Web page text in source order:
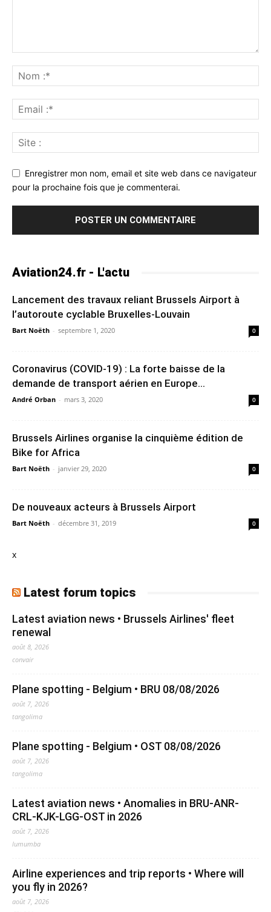
Enregistrer mon nom, email et site web dans ce navigateur
pour la prochaine fois que je commenterai.
Aviation24.fr - L'actu
Lancement des travaux reliant Brussels Airport à
l’autoroute cyclable Bruxelles-Louvain
Bart Noëth - septembre 1, 2020 0
Coronavirus (COVID-19) : La forte baisse de la
demande de transport aérien en Europe...
André Orban - mars 3, 2020 0
Brussels Airlines organise la cinquième édition de
Bike for Africa
Bart Noëth - janvier 29, 2020 0
De nouveaux acteurs à Brussels Airport
Bart Noëth - décembre 31, 2019 0
x
Latest forum topics
Latest aviation news • Brussels Airlines' fleet
renewal
août 8, 2026
convair
Plane spotting - Belgium • BRU 08/08/2026
août 7, 2026
tangolima
Plane spotting - Belgium • OST 08/08/2026
août 7, 2026
tangolima
Latest aviation news • Anomalies in BRU-ANR-
CRL-KJK-LGG-OST in 2026
août 7, 2026
lumumba
Airline experiences and trip reports • Where will
you fly in 2026?
août 7, 2026